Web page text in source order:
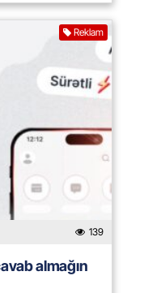
Reklam
139
almağın